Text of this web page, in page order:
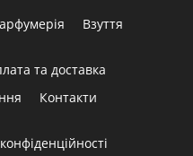
Взуття
та доставка
Контакти